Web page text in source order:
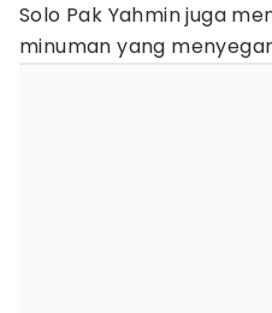
Solo Pak Yahmin juga
minuman yang